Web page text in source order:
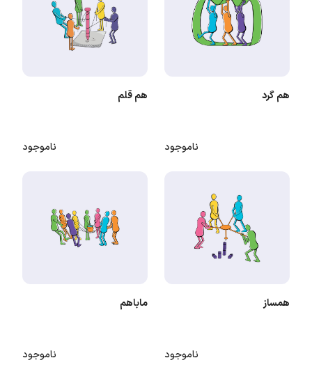
هم گرد
ناموجود
هم قلم
ناموجود
همساز
ناموجود
ماباهم
ناموجود